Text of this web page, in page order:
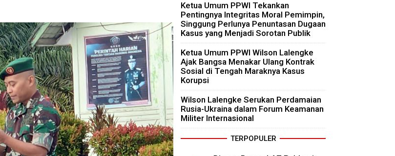
Ketua Umum PPWI Tekankan
Pentingnya Integritas Moral Pemimpin,
Singgung Perlunya Penuntasan Dugaan
Kasus yang Menjadi Sorotan Publik
Ketua Umum PPWI Wilson Lalengke
Ajak Bangsa Menakar Ulang Kontrak
Sosial di Tengah Maraknya Kasus
Korupsi
Wilson Lalengke Serukan Perdamaian
Rusia-Ukraina dalam Forum Keamanan
Militer Internasional
TERPOPULER